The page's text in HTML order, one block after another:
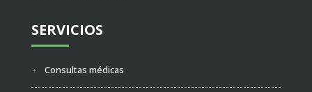
SERVICIOS
Consultas médicas